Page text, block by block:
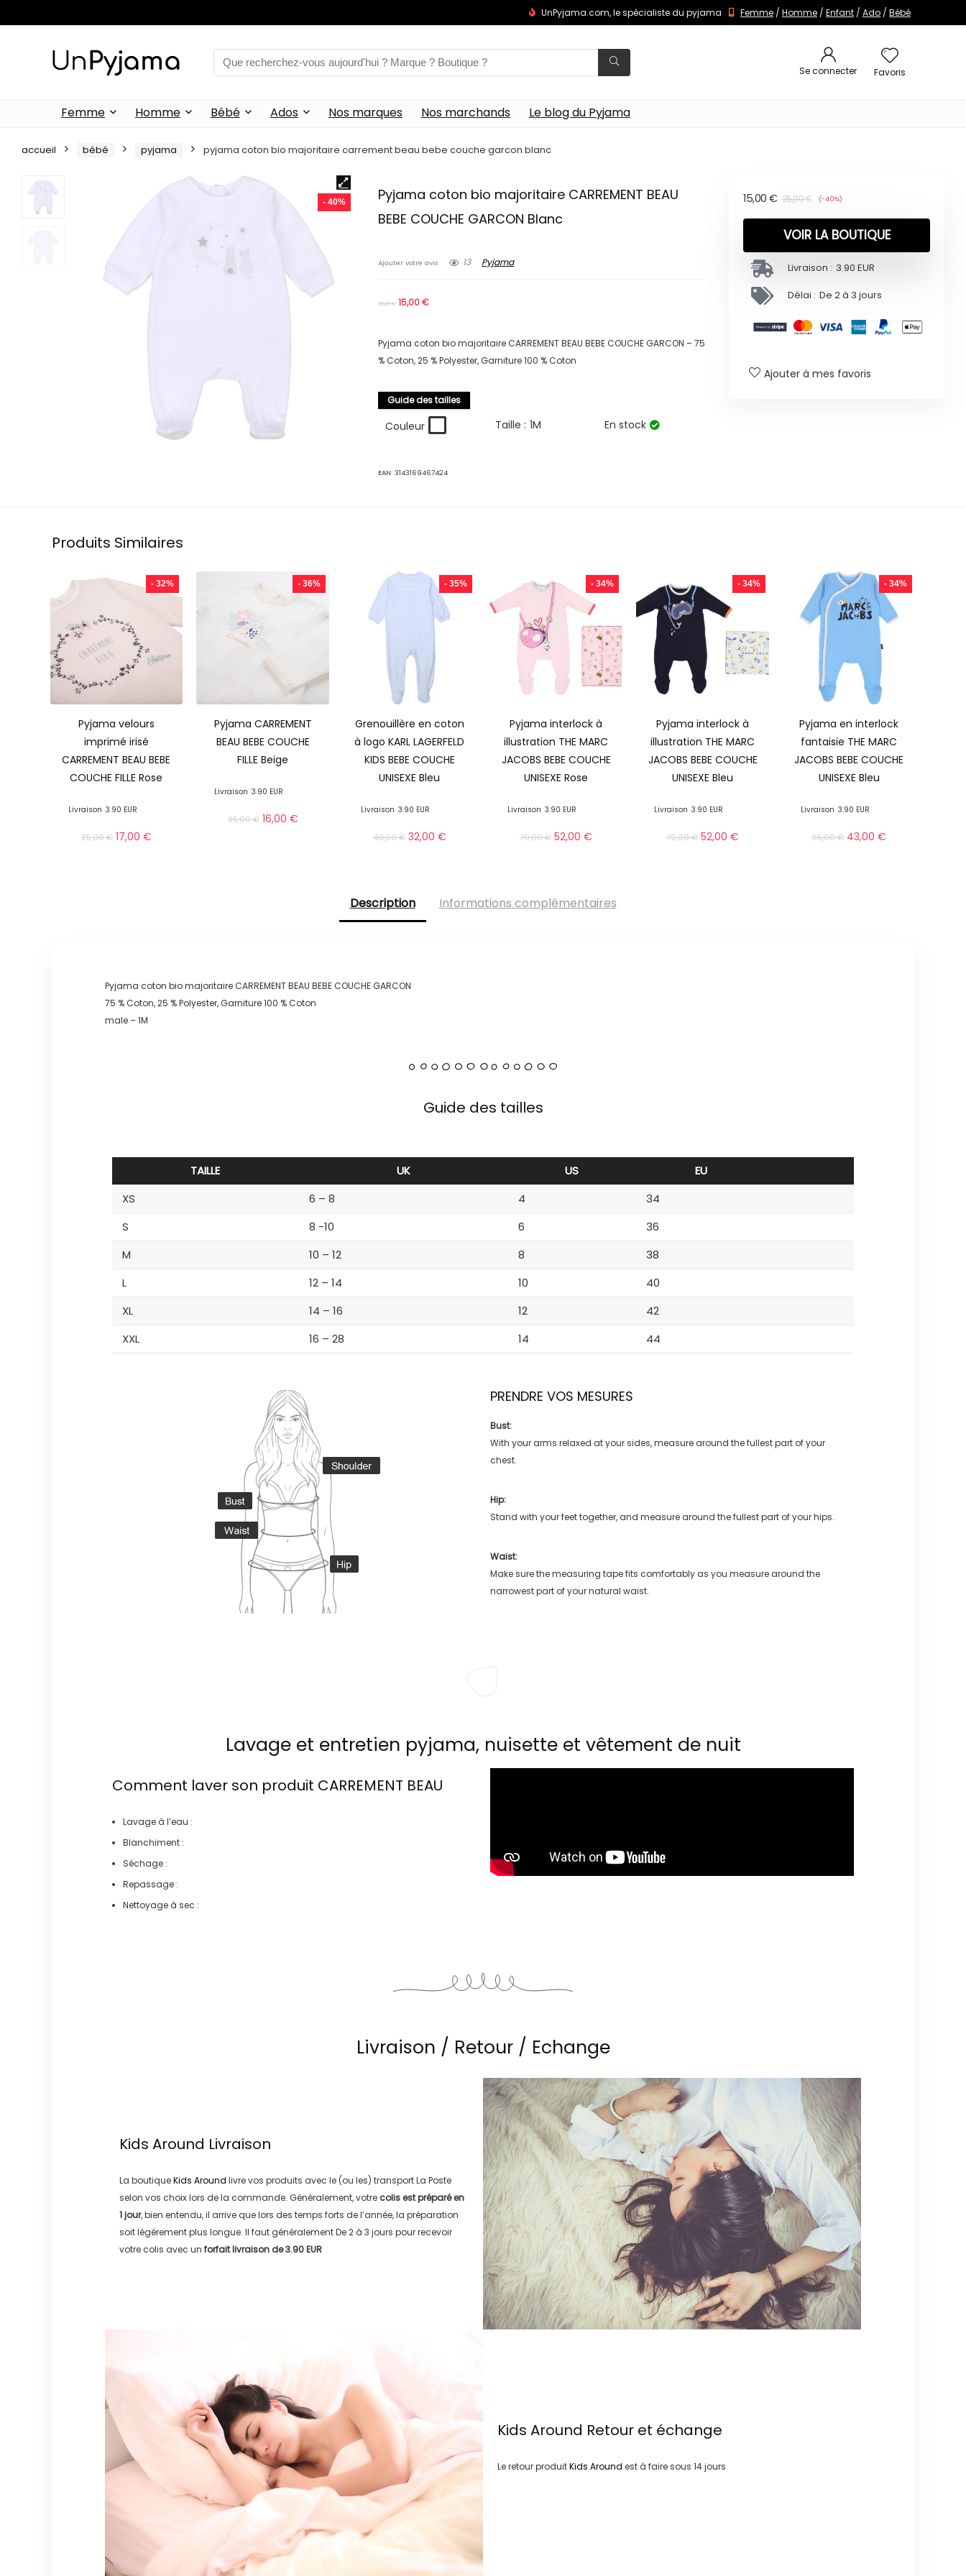
UnPyjama.com, le spécialiste du pyjama Femme / Homme / Enfant / Ado / Bébé
Se connecter Favoris
Femme Homme Bébé Ados Nos marques Nos marchands Le blog du Pyjama
accueil bébé pyjama pyjama coton bio majoritaire carrement beau bebe couche garcon blanc
- 40%
Pyjama coton bio majoritaire CARREMENT BEAU
BEBE COUCHE GARCON Blanc
Ajouter votre avis 13 Pyjama
25,00€ 15,00€
Pyjama coton bio majoritaire CARREMENT BEAU BEBE COUCHE GARCON – 75
% Coton, 25 % Polyester, Garniture 100 % Coton
Guide des tailles
Couleur Taille : 1M En stock
EAN:3143169467424
25,00€
15,00 € (-40%)
VOIR LA BOUTIQUE
Livraison : 3.90 EUR
Délai : De 2 à 3 jours
Ajouter à mes favoris
Produits Similaires
- 32%
Pyjama velours
imprimé irisé
CARREMENT BEAU BEBE
COUCHE FILLE Rose
Livraison 3.90 EUR
25,00€ 17,00 €
- 36%
Pyjama CARREMENT
BEAU BEBE COUCHE
FILLE Beige
Livraison 3.90 EUR
25,00€ 16,00 €
- 35%
Grenouillère en coton
à logo KARL LAGERFELD
KIDS BEBE COUCHE
UNISEXE Bleu
Livraison 3.90 EUR
49,00€ 32,00 €
- 34%
Pyjama interlock à
illustration THE MARC
JACOBS BEBE COUCHE
UNISEXE Rose
Livraison 3.90 EUR
79,00€ 52,00€
- 34%
Pyjama interlock à
illustration THE MARC
JACOBS BEBE COUCHE
UNISEXE Bleu
Livraison 3.90 EUR
79,00€ 52,00€
- 34%
Pyjama en interlock
fantaisie THE MARC
JACOBS BEBE COUCHE
UNISEXE Bleu
Livraison 3.90 EUR
65,00€ 43,00€
Description Informations complémentaires
Pyjama coton bio majoritaire CARREMENT BEAU BEBE COUCHE GARCON
75 % Coton, 25 % Polyester, Garniture 100 % Coton
male – 1M
Guide des tailles
TAILLE UK US
EU
XS
6 – 8 4
34
S
8 -10 6
36
M
10 – 12 8
38
L
12 – 14 10
40
XL
14 – 16 12
42
XXL
16 – 28 14 44
PRENDRE VOS MESURES
Bust:
With your arms relaxed at your sides, measure around the fullest part of your
chest.
Hip:
Stand with your feet together, and measure around the fullest part of your hips.
Waist:
Make sure the measuring tape fits comfortably as you measure around the
narrowest part of your natural waist.
Lavage et entretien pyjama, nuisette et vêtement de nuit
Comment laver son produit CARREMENT BEAU
Lavage à l’eau :
Blanchiment :
Séchage :
Repassage :
Nettoyage à sec :
Livraison / Retour / Echange
Kids Around Livraison
La boutiqueKids Around livre vos produits avec le (ou les) transportLa Poste
selon vos choix lors de la commande. Généralement, votre colis est préparé en
1 jour, bien entendu, il arrive que lors des temps forts de l’année, la préparation
soit légérement plus longue. Il faut généralementDe 2 à 3 jours pour recevoir
votre colis avec un forfait livraison de3.90 EUR
Kids Around Retour et échange
Le retour produitKids Around est à faire sous 14 jours